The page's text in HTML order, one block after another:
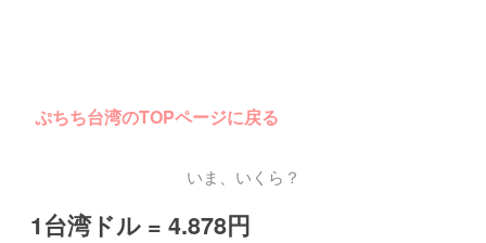
ぷちち台湾のTOPページに戻る
いま、いくら？
1台湾ドル = 4.878円